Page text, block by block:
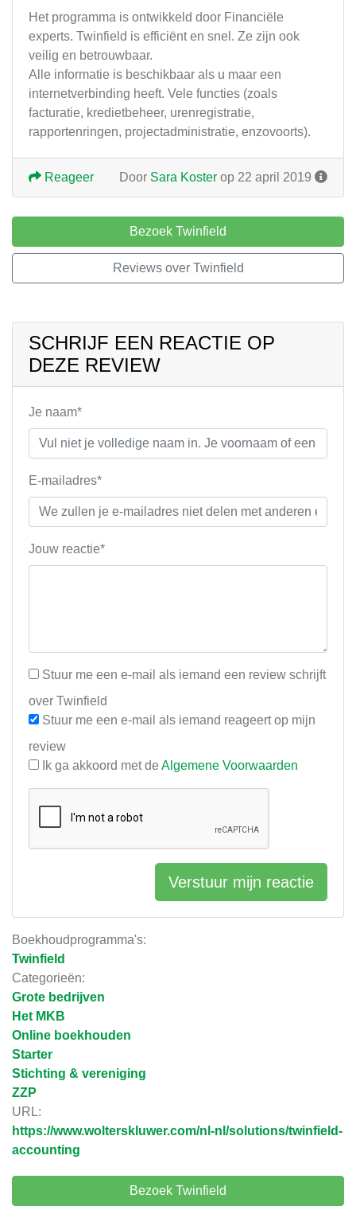
Boekhoudprogramma's:
Twinfield
Categorieën:
Grote bedrijven
Het MKB
Online boekhouden
Starter
Stichting & vereniging
ZZP
URL:
https://www.wolterskluwer.com/nl-nl/solutions/twinfield-
accounting
Bezoek Twinfield
Het programma is ontwikkeld door Financiële
experts. Twinfield is efficiënt en snel. Ze zijn ook
veilig en betrouwbaar.
Alle informatie is beschikbaar als u maar een
internetverbinding heeft. Vele functies (zoals
facturatie, kredietbeheer, urenregistratie,
rapportenringen, projectadministratie, enzovoorts).
Door Sara Koster op 22 april 2019
Reageer
Bezoek Twinfield
Reviews over Twinfield
SCHRIJF EEN REACTIE OP
DEZE REVIEW
Je naam*
E-mailadres*
Jouw reactie*
Stuur me een e-mail als iemand een review schrijft
over Twinfield
Stuur me een e-mail als iemand reageert op mijn
review
Ik ga akkoord met de Algemene Voorwaarden
Verstuur mijn reactie